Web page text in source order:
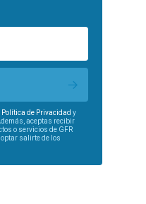
Política de Privacidad y
aceptas recibir
o servicios de GFR
salirte de los